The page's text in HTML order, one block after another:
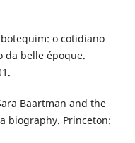
botequim: o cotidiano
da belle époque.
Baartman and the
biography. Princeton: